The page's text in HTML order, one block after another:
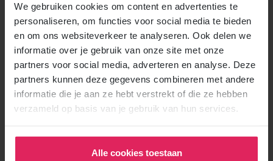
We gebruiken cookies om content en advertenties te
personaliseren, om functies voor social media te bieden
en om ons websiteverkeer te analyseren. Ook delen we
informatie over je gebruik van onze site met onze
partners voor social media, adverteren en analyse. Deze
partners kunnen deze gegevens combineren met andere
informatie die je aan ze hebt verstrekt of die ze hebben
verzameld op basis van je gebruik van hun services.
Alle cookies toestaan